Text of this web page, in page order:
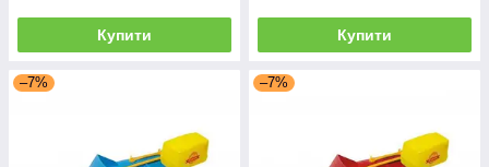
Купити Купити
–7% –7%